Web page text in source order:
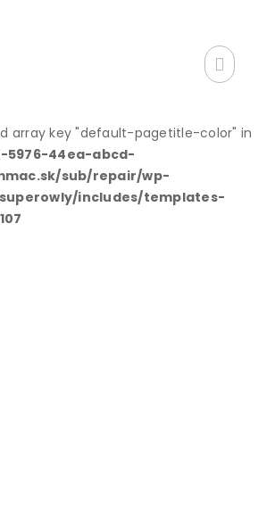
array key "default-pagetitle-color" in
5976-44ea-abcd-
sub/repair/wp-
includes/templates-
107